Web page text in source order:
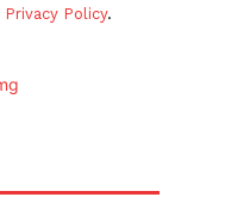
Privacy Policy.